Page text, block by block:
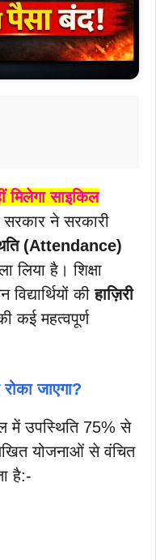
मिलेगा साइकिल
सरकार ने सरकारी
(Attendance)
है। शिक्षा
कीहाज़िरी
कई महत्वपूर्ण
जाएगा?
में उपस्थिति 75% से
योजनाओं से वंचित
है:-